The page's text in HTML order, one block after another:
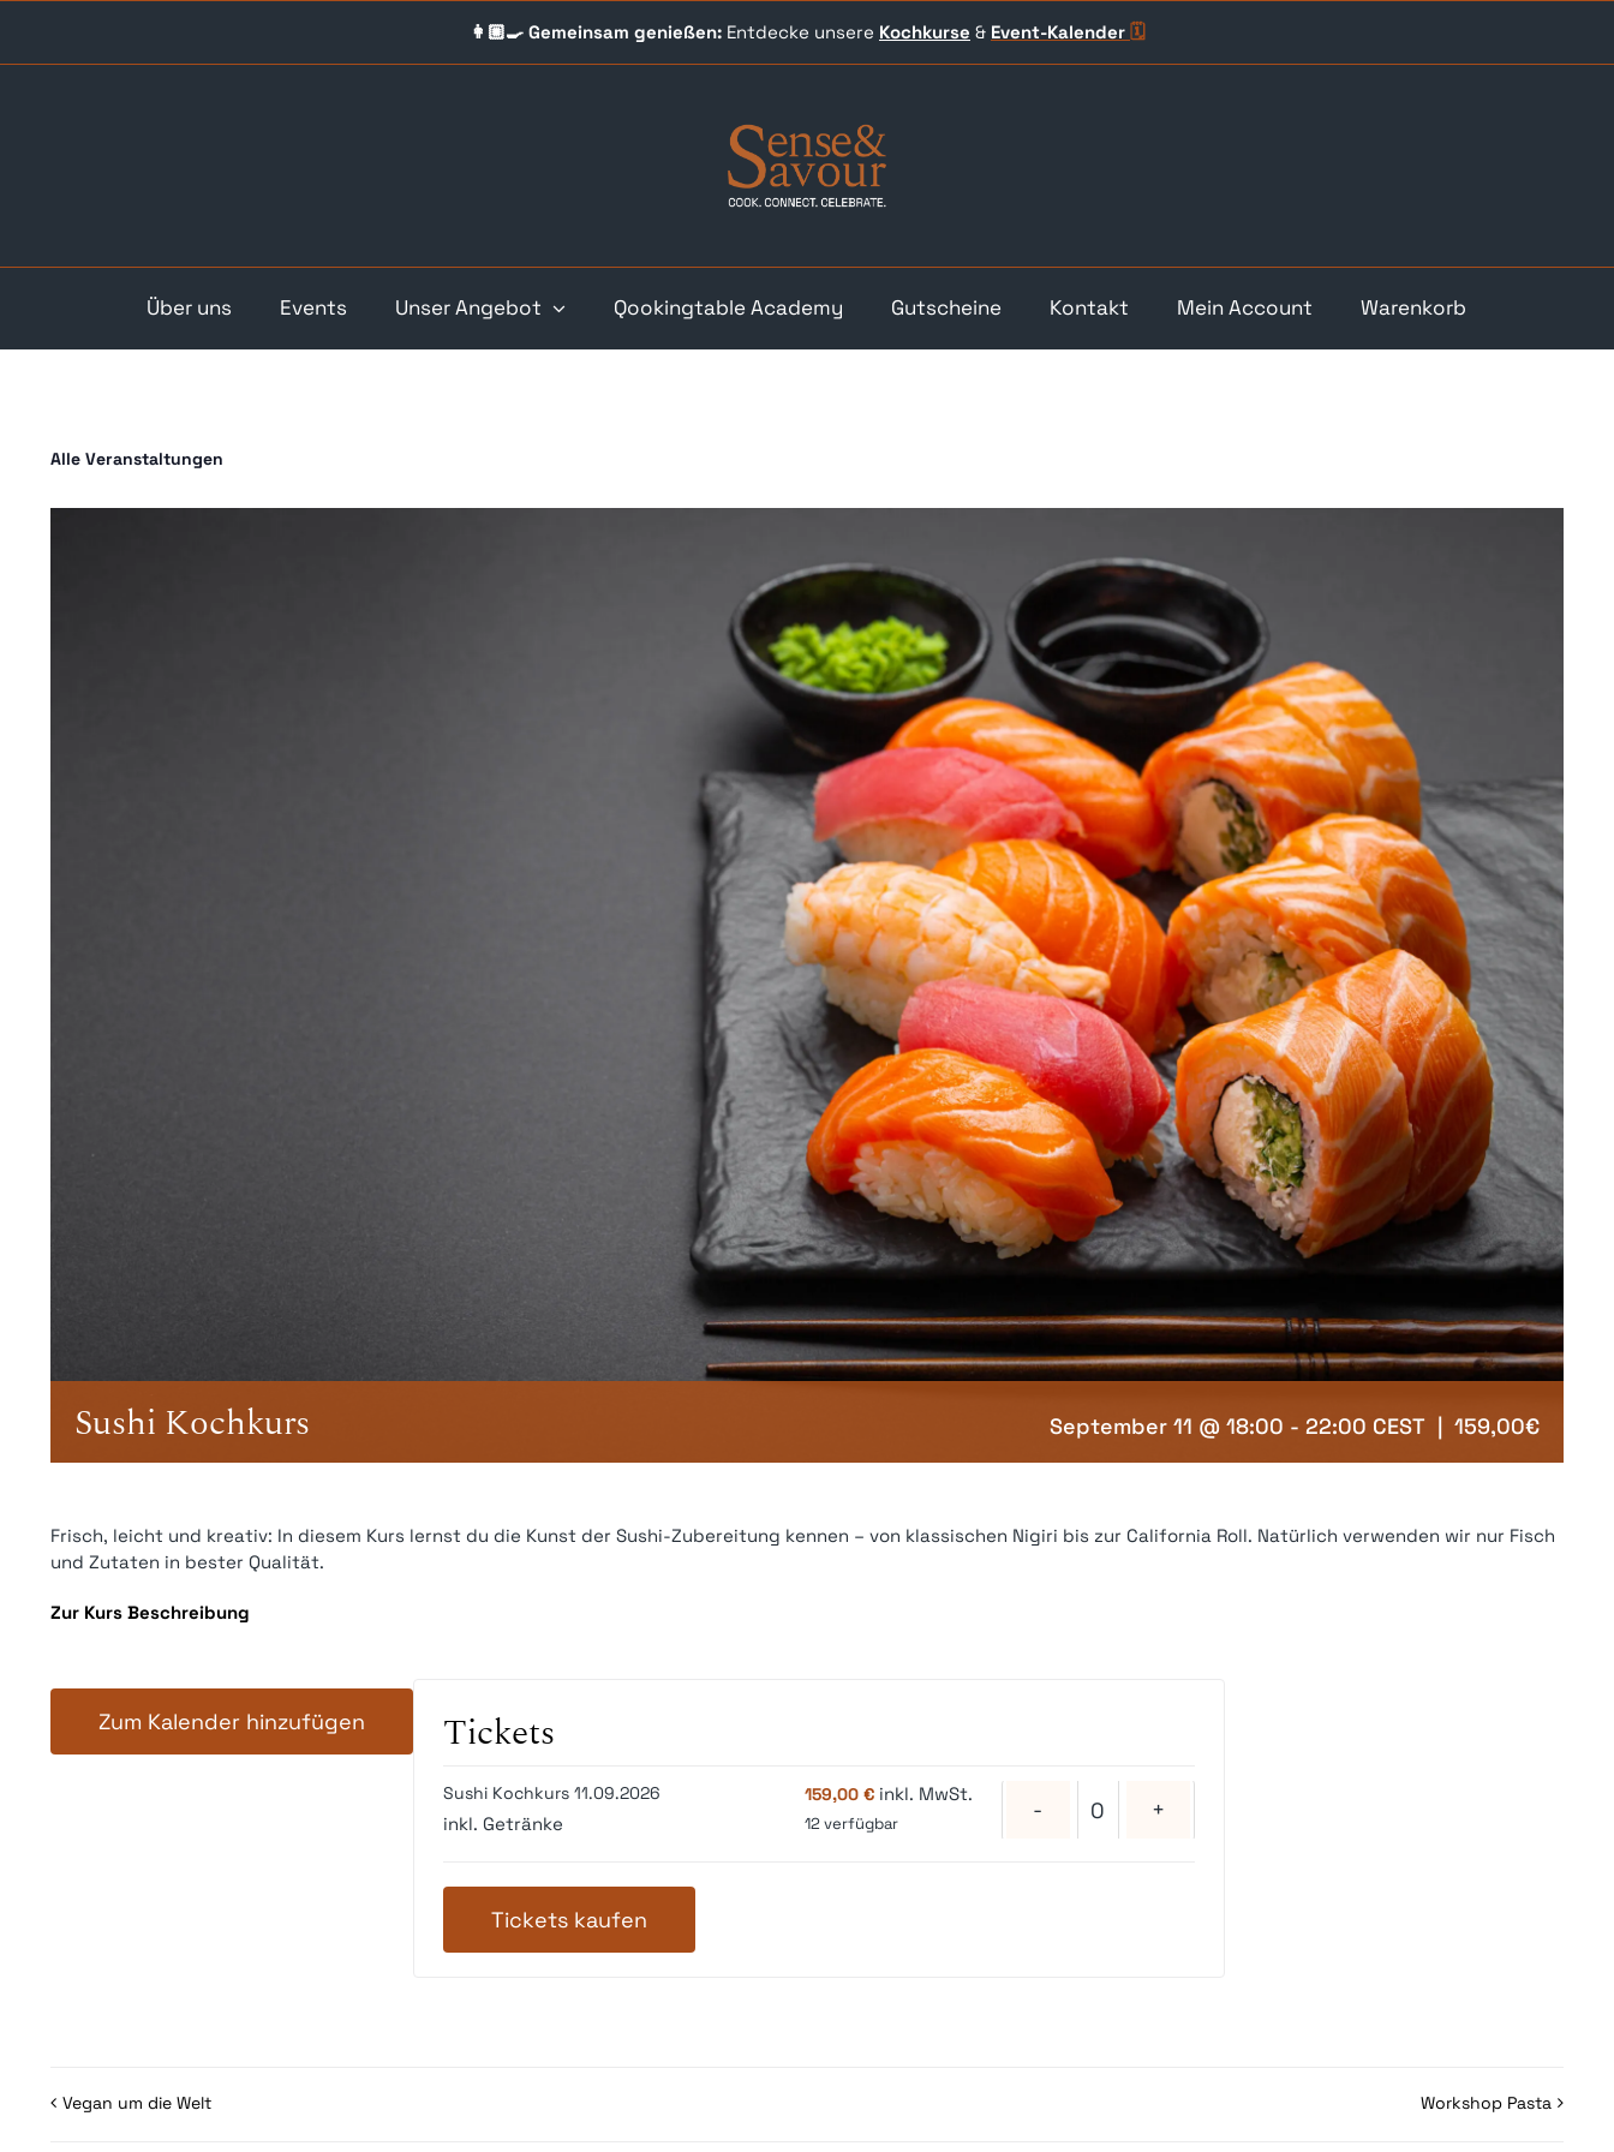
content
👩🏼‍🍳 Gemeinsam genießen: Entdecke unsere Kochkurse & Event-Kalender 🗓️
Über uns Events Unser Angebot Qookingtable Academy Gutscheine Kontakt Mein Account Warenkorb
Alle Veranstaltungen
Sushi Kochkurs September 11 @ 18:00 - 22:00 CEST | 159,00€
Frisch, leicht und kreativ: In diesem Kurs lernst du die Kunst der Sushi-Zubereitung kennen – von klassischen Nigiri bis zur California Roll. Natürlich verwenden wir nur Fisch
und Zutaten in bester Qualität.
Zur Kurs Beschreibung
Zum Kalender hinzufügen Tickets
Sushi Kochkurs 11.09.2026
inkl. Getränke
159,00 € inkl. MwSt.
12verfügbar Anzahl
Tickets kaufen
Vegan um die Welt Workshop Pasta